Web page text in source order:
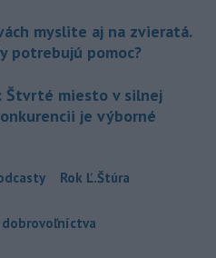
myslite aj na zvieratá.
potrebujú pomoc?
Štvrté miesto v silnej
je výborné
Rok Ľ.Štúra
dobrovoľníctva